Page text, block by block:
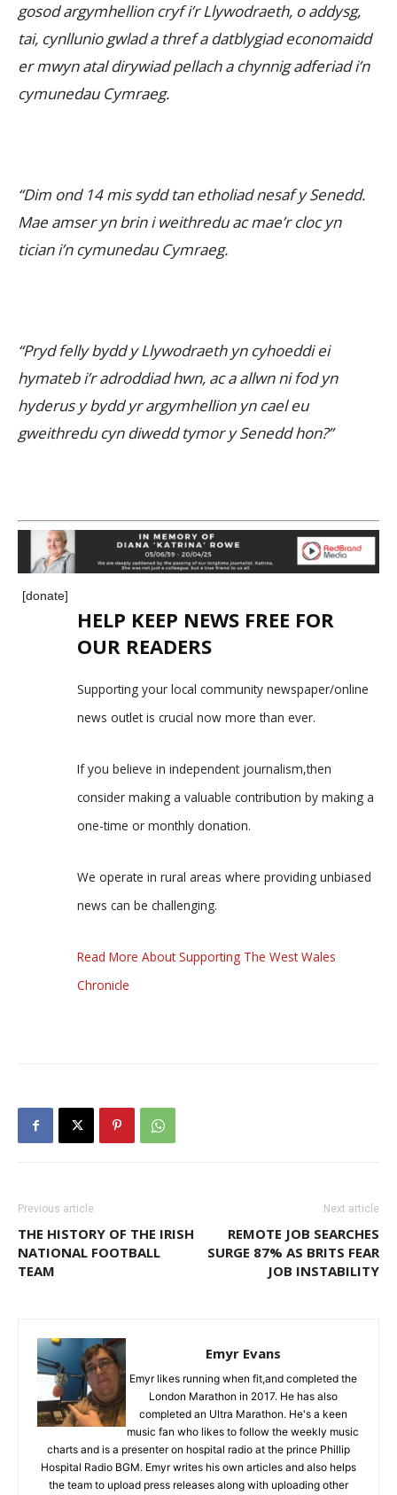
gosod argymhellion cryf i’r Llywodraeth, o addysg,
tai, cynllunio gwlad a thref a datblygiad economaidd
er mwyn atal dirywiad pellach a chynnig adferiad i’n
cymunedau Cymraeg.
“Dim ond 14 mis sydd tan etholiad nesaf y Senedd.
Mae amser yn brin i weithredu ac mae’r cloc yn
tician i’n cymunedau Cymraeg.
“Pryd felly bydd y Llywodraeth yn cyhoeddi ei
hymateb i’r adroddiad hwn, ac a allwn ni fod yn
hyderus y bydd yr argymhellion yn cael eu
gweithredu cyn diwedd tymor y Senedd hon?”
[donate]
HELP KEEP NEWS FREE FOR
OUR READERS
Supporting your local community newspaper/online
news outlet is crucial now more than ever.
If you believe in independent journalism,then
consider making a valuable contribution by making a
one-time or monthly donation.
We operate in rural areas where providing unbiased
news can be challenging.
Read More About Supporting The West Wales
Chronicle
Previous article
THE HISTORY OF THE IRISH
NATIONAL FOOTBALL
TEAM
Next article
REMOTE JOB SEARCHES
SURGE 87% AS BRITS FEAR
JOB INSTABILITY
Emyr Evans
Emyr likes running when fit,and completed the
London Marathon in 2017. He has also
completed an Ultra Marathon. He's a keen
music fan who likes to follow the weekly music
charts and is a presenter on hospital radio at the prince Phillip
Hospital Radio BGM. Emyr writes his own articles and also helps
the team to upload press releases along with uploading other